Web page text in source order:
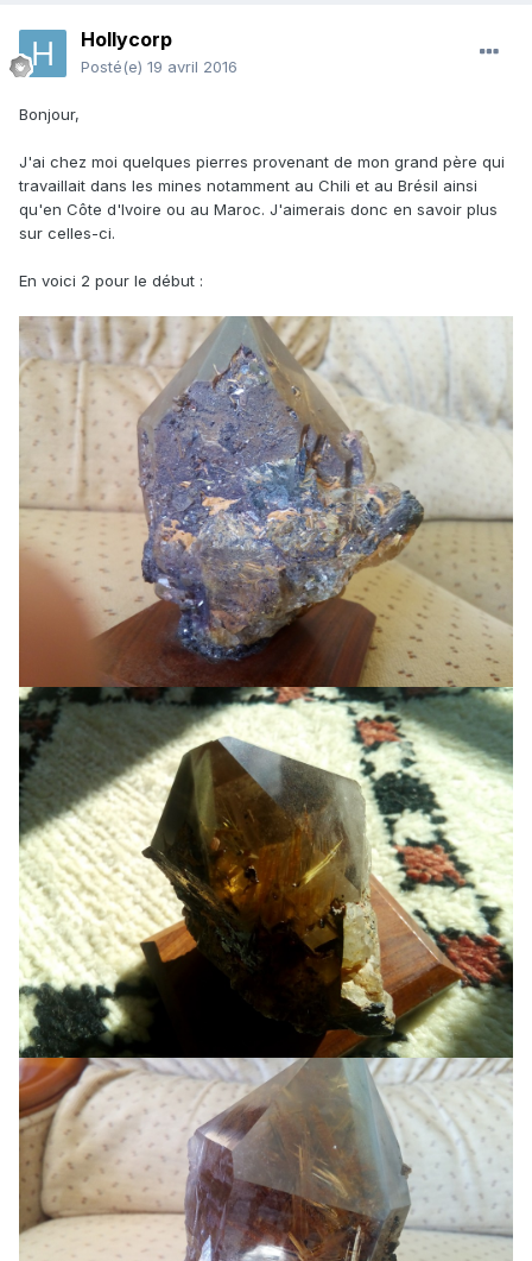
Hollycorp
Posté(e) 19 avril 2016
Bonjour,
J'ai chez moi quelques pierres provenant de mon grand père qui
travaillait dans les mines notamment au Chili et au Brésil ainsi
qu'en Côte d'Ivoire ou au Maroc. J'aimerais donc en savoir plus
sur celles-ci.
En voici 2 pour le début :